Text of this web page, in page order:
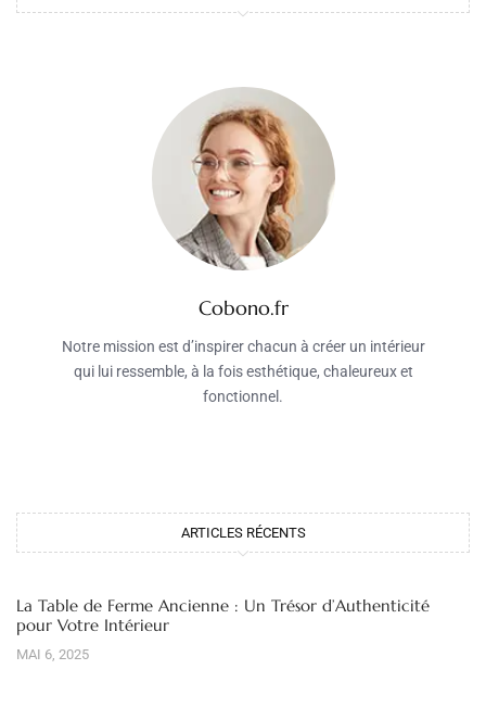
Cobono.fr
Notre mission est d’inspirer chacun à créer un intérieur
qui lui ressemble, à la fois esthétique, chaleureux et
fonctionnel.
ARTICLES RÉCENTS
La Table de Ferme Ancienne : Un Trésor d’Authenticité
pour Votre Intérieur
MAI 6, 2025